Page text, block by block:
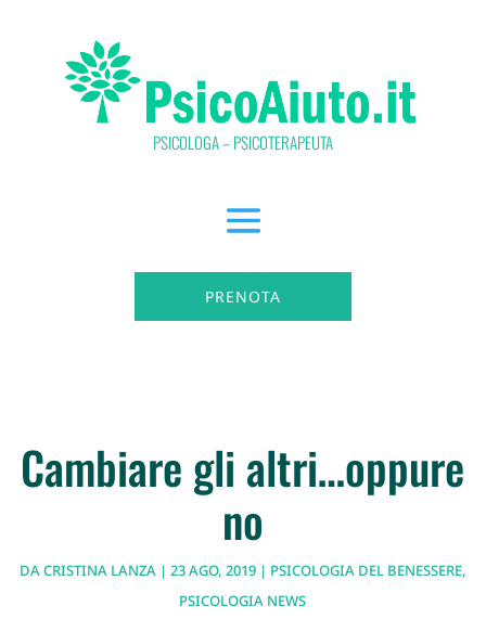
PSICOLOGA – PSICOTERAPEUTA
PRENOTA
Cambiare gli altri…oppure
no
DACRISTINA LANZA|23 AGO, 2019| PSICOLOGIA DEL BENESSERE,
PSICOLOGIA NEWS